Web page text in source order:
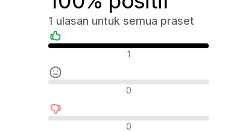
1 ulasan untuk semua praset
Ulasan positif 1
Ulasan neutral 0
Ulasan negatif 0